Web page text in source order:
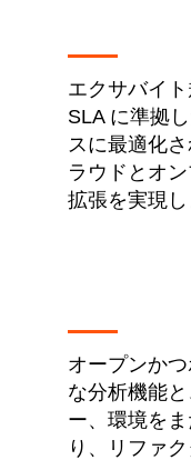
エクサバイト
SLA に準拠
スに最適化
ラウドとオ
拡張を実現し
オープンか
な分析機能
ー、環境を
り、リファ